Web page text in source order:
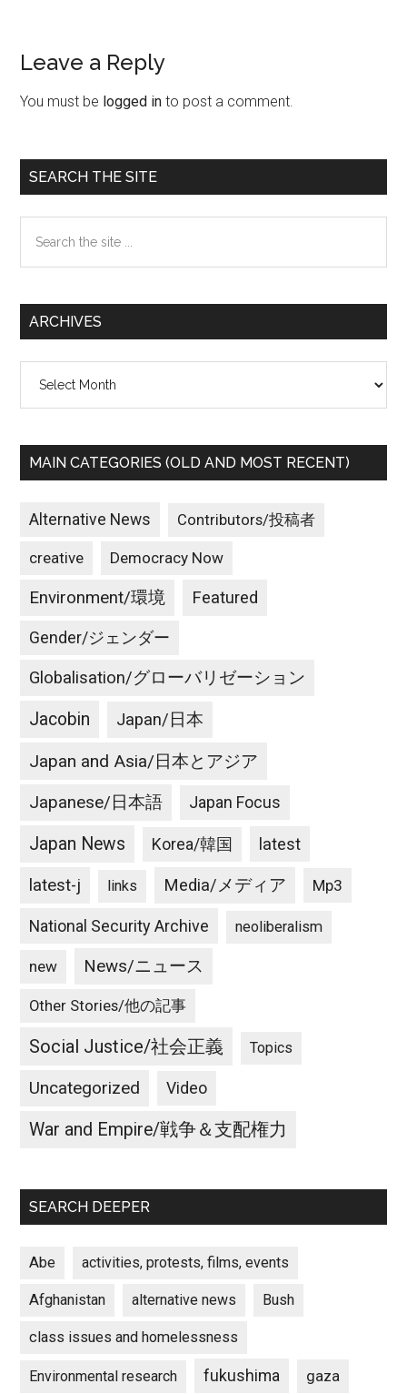
Reader
Interactions
Leave a Reply
You must be logged in to post a comment.
Primary
Sidebar
SEARCH THE SITE
the
ARCHIVES
MAIN CATEGORIES (OLD AND MOST RECENT)
Alternative News Contributors/投稿者
creative Democracy Now
Environment/環境 Featured
Gender/ジェンダー
Globalisation/グローバリゼーション
Jacobin Japan/日本
Japan and Asia/日本とアジア
Japanese/日本語 Japan Focus
Japan News Korea/韓国 latest
latest-j links Media/メディア Mp3
National Security Archive neoliberalism
new News/ニュース
Other Stories/他の記事
Social Justice/社会正義 Topics
Uncategorized Video
War and Empire/戦争＆支配権力
SEARCH DEEPER
Abe activities, protests, films, events
Afghanistan alternative news Bush
class issues and homelessness
Environmental research fukushima gaza